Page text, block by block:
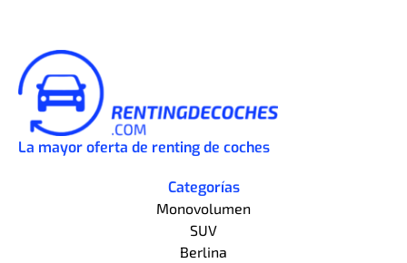
La mayor oferta de renting de coches
Categorías
Monovolumen
SUV
Berlina